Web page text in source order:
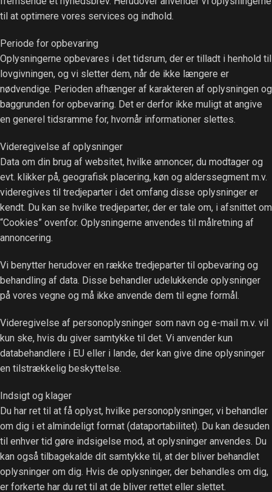
til at optimere vores services og indhold.
Periode for opbevaring
Oplysningerne opbevares i det tidsrum, der er tilladt i henhold til
lovgivningen, og vi sletter dem, når de ikke længere er
nødvendige. Perioden afhænger af karakteren af oplysningen og
baggrunden for opbevaring. Det er derfor ikke muligt at angive
en generel tidsramme for, hvornår informationer slettes.
Videregivelse af oplysninger
Data om din brug af websitet, hvilke annoncer, du modtager og
evt. klikker på, geografisk placering, køn og alderssegment m.v.
videregives til tredjeparter i det omfang disse oplysninger er
kendt. Du kan se hvilke tredjeparter, der er tale om, i afsnittet om
“Cookies” ovenfor. Oplysningerne anvendes til målretning af
annoncering.
Vi benytter herudover en række tredjeparter til opbevaring og
behandling af data. Disse behandler udelukkende oplysninger
på vores vegne og må ikke anvende dem til egne formål.
Videregivelse af personoplysninger som navn og e-mail m.v. vil
kun ske, hvis du giver samtykke til det. Vi anvender kun
databehandlere i EU eller i lande, der kan give dine oplysninger
en tilstrækkelig beskyttelse.
Indsigt og klager
Du har ret til at få oplyst, hvilke personoplysninger, vi behandler
om dig i et almindeligt format (dataportabilitet). Du kan desuden
til enhver tid gøre indsigelse mod, at oplysninger anvendes. Du
kan også tilbagekalde dit samtykke til, at der bliver behandlet
oplysninger om dig. Hvis de oplysninger, der behandles om dig,
er forkerte har du ret til at de bliver rettet eller slettet.